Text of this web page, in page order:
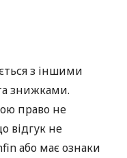
з іншими
знижками.
право не
відгук не
або має ознаки